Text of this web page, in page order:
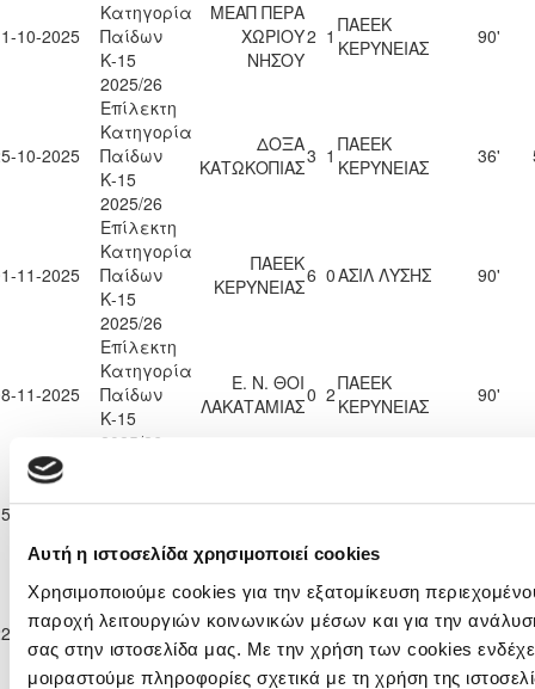
Αυτή η ιστοσελίδα χρησιμοποιεί cookies
Χρησιμοποιούμε cookies για την εξατομίκευση
παροχή λειτουργιών κοινωνικών μέσων και για την
σας στην ιστοσελίδα μας. Με την χρήση των cookies
μοιραστούμε πληροφορίες σχετικά με τη χρήση της
10-2025
Κατηγορία
Παίδων
Κ-15
2025/26
ΜΕΑΠ ΠΕΡΑ
ΧΩΡΙΟΥ
ΝΗΣΟΥ
2 1 ΠΑΕΕΚ
ΚΕΡΥΝΕΙΑΣ
90'
10-2025
Επίλεκτη
Κατηγορία
Παίδων
Κ-15
2025/26
ΔΟΞΑ
ΚΑΤΩΚΟΠΙΑΣ3 1 ΠΑΕΕΚ
ΚΕΡΥΝΕΙΑΣ
36'
11-2025
Επίλεκτη
Κατηγορία
Παίδων
Κ-15
2025/26
ΠΑΕΕΚ
ΚΕΡΥΝΕΙΑΣ6 0ΑΣΙΛ ΛΥΣΗΣ 90'
11-2025
Επίλεκτη
Κατηγορία
Παίδων
Κ-15
2025/26
Ε. Ν. ΘΟΙ
ΛΑΚΑΤΑΜΙΑΣ0 2ΠΑΕΕΚ
ΚΕΡΥΝΕΙΑΣ
90'
11-2025
2025/26
ΑΚΡΙΤΑΣ
ΠΑΕΕΚ
11-2025
Επίλεκτη
Κατηγορία
Παίδων
Κ-15
2025/26
ΠΑΕΕΚ
ΚΕΡΥΝΕΙΑΣ 3 0ΕΘΝΙΚΟΣ ΑΧΝΑΣ 90'